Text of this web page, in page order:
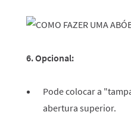
6. Opcional:
Pode colocar a
abertura superior.